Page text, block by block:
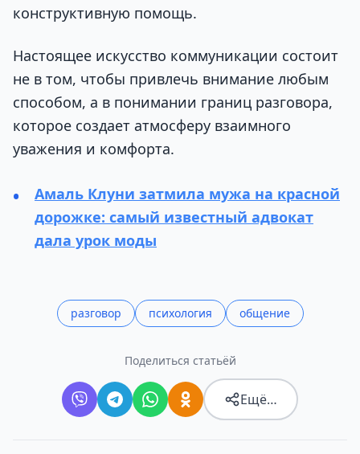
конструктивную помощь.
Настоящее искусство коммуникации состоит
не в том, чтобы привлечь внимание любым
способом, а в понимании границ разговора,
которое создает атмосферу взаимного
уважения и комфорта.
Амаль Клуни затмила мужа на красной
дорожке: самый известный адвокат
дала урок моды
разговор психология общение
Поделиться статьёй
Ещё…